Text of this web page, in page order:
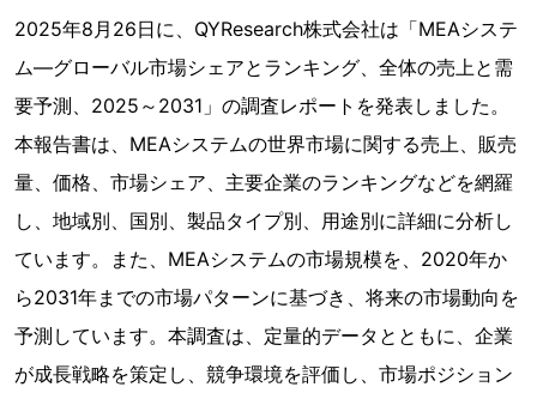
2025年8月26日に、QYResearch株式会社は「MEAシステ
ム―グローバル市場シェアとランキング、全体の売上と需
要予測、2025～2031」の調査レポートを発表しました。
本報告書は、MEAシステムの世界市場に関する売上、販売
量、価格、市場シェア、主要企業のランキングなどを網羅
し、地域別、国別、製品タイプ別、用途別に詳細に分析し
ています。また、MEAシステムの市場規模を、2020年か
ら2031年までの市場パターンに基づき、将来の市場動向を
予測しています。本調査は、定量的データとともに、企業
が成長戦略を策定し、競争環境を評価し、市場ポジション